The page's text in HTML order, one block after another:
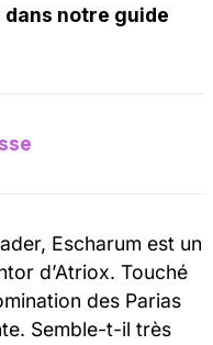
notre guide
Escharum est un‌
d’Atriox. Touché
des Parias
Semble-t-il très